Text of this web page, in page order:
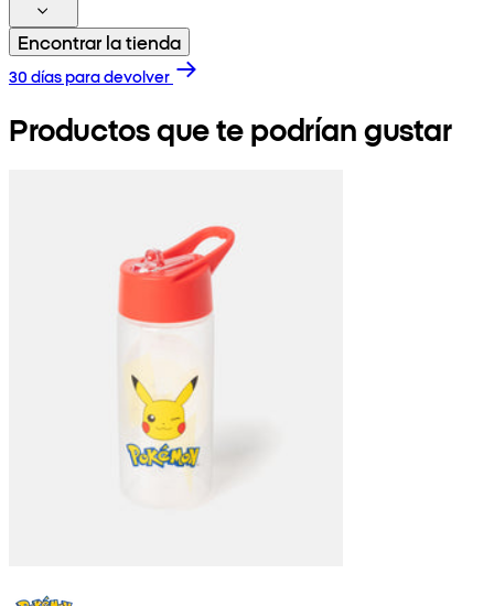
Encontrar la tienda
30 días para devolver
Productos que te podrían gustar